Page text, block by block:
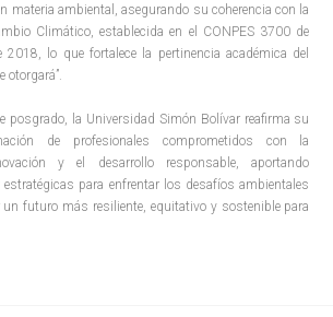
materia ambiental, asegurando su coherencia con la
Climático, establecida en el CONPES 3700 de
lo que fortalece la pertinencia académica del
otorgará”.
posgrado, la Universidad Simón Bolívar reafirma su
de profesionales comprometidos con la
y el desarrollo responsable, aportando
para enfrentar los desafíos ambientales
futuro más resiliente, equitativo y sostenible para